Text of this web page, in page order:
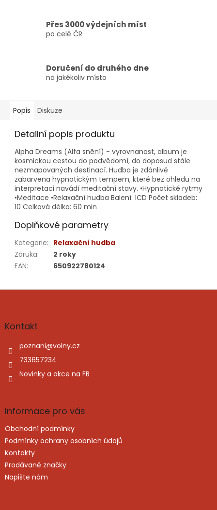
Přes 3000 výdejních míst
po celé ČR
Doručení do druhého dne
na jakékoliv místo
Popis Diskuze
Detailní popis produktu
Alpha Dreams (Alfa snění) - vyrovnanost, album je
kosmickou cestou do podvědomí, do doposud stále
nezmapovaných destinací. Hudba je zdánlivě
zabarvena hypnotickým tempem, které bez ohledu na
interpretaci navádí meditační stavy. •Hypnotické rytmy
•Meditace •Relaxační hudba Balení: 1CD Počet skladeb:
10 Celková délka: 60 min
Doplňkové parametry
Kategorie: Relaxační hudba
Záruka:
2 roky
EAN: 650922780124
Z
aKontakt
poznani@volny.cz
733657234
Novinky a akce na FB
Informace pro vás
Obchodní podmínky
Podmínky ochrany osobních údajů
Kontakty
Prodávané značky
Napište nám